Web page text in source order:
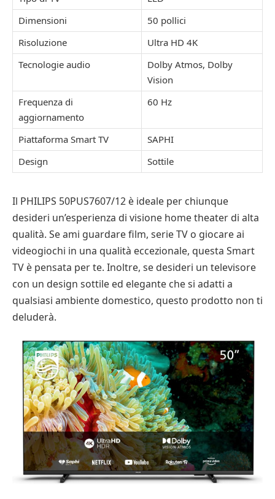
Dimensioni
50 pollici
Risoluzione
Ultra HD 4K
Tecnologie audio
Dolby Atmos, Dolby
Vision
Frequenza di
aggiornamento
60 Hz
Piattaforma Smart TV
SAPHI
Design
Sottile
Il PHILIPS 50PUS7607/12 è ideale per chiunque
desideri un’esperienza di visione home theater di alta
qualità. Se ami guardare film, serie TV o giocare ai
videogiochi in una qualità eccezionale, questa Smart
TV è pensata per te. Inoltre, se desideri un televisore
con un design sottile ed elegante che si adatti a
qualsiasi ambiente domestico, questo prodotto non ti
deluderà.